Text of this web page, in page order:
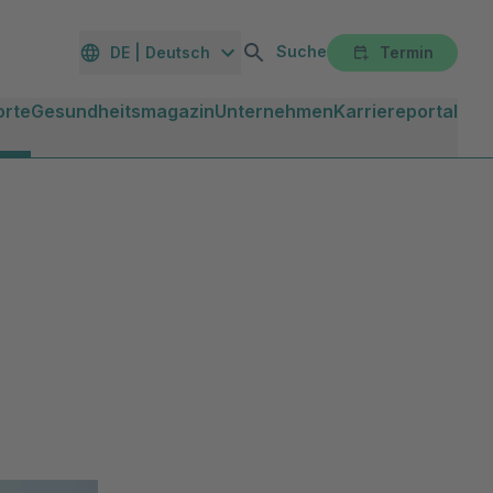
DE | Deutsch Suche Termin
GesundheitsmagazinUnternehmenKarriereportal